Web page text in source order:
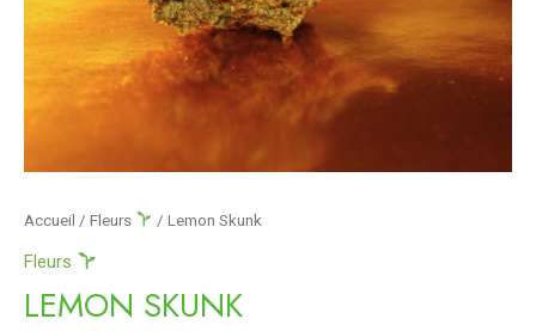
Accueil / Fleurs / Lemon Skunk
Fleurs
LEMON SKUNK